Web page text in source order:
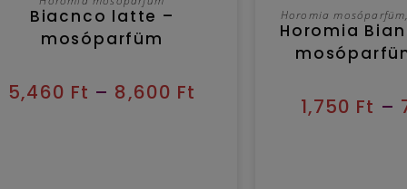
Biacnco latte –
mosóparfüm
5,460 Ft – 8,600 Ft
OPCIÓK
Horomia mosóparfüm,
Horomia
1,750 Ft –